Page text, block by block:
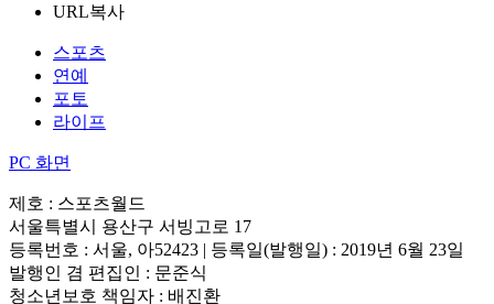
URL복사
스포츠
연예
포토
라이프
PC 화면
제호 : 스포츠월드
서울특별시 용산구 서빙고로 17
등록번호 : 서울, 아52423 | 등록일(발행일) : 2019년 6월 23일
발행인 겸 편집인 : 문준식
청소년보호 책임자 : 배진환